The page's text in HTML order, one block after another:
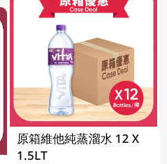
原箱維他純蒸溜水 12 X
1.5LT